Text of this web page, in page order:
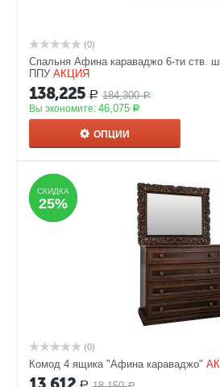
(0)
Спальня Афина караваджо 6-ти ств.
ППУ АКЦИЯ
138,225 Р 184,300 Р
Вы экономите: 46,075 Р
ОПЦИИ
СКИДКА
25%
СКИДКА
25%
(0)
Комод 4 ящика "Афина караваджо"
Р